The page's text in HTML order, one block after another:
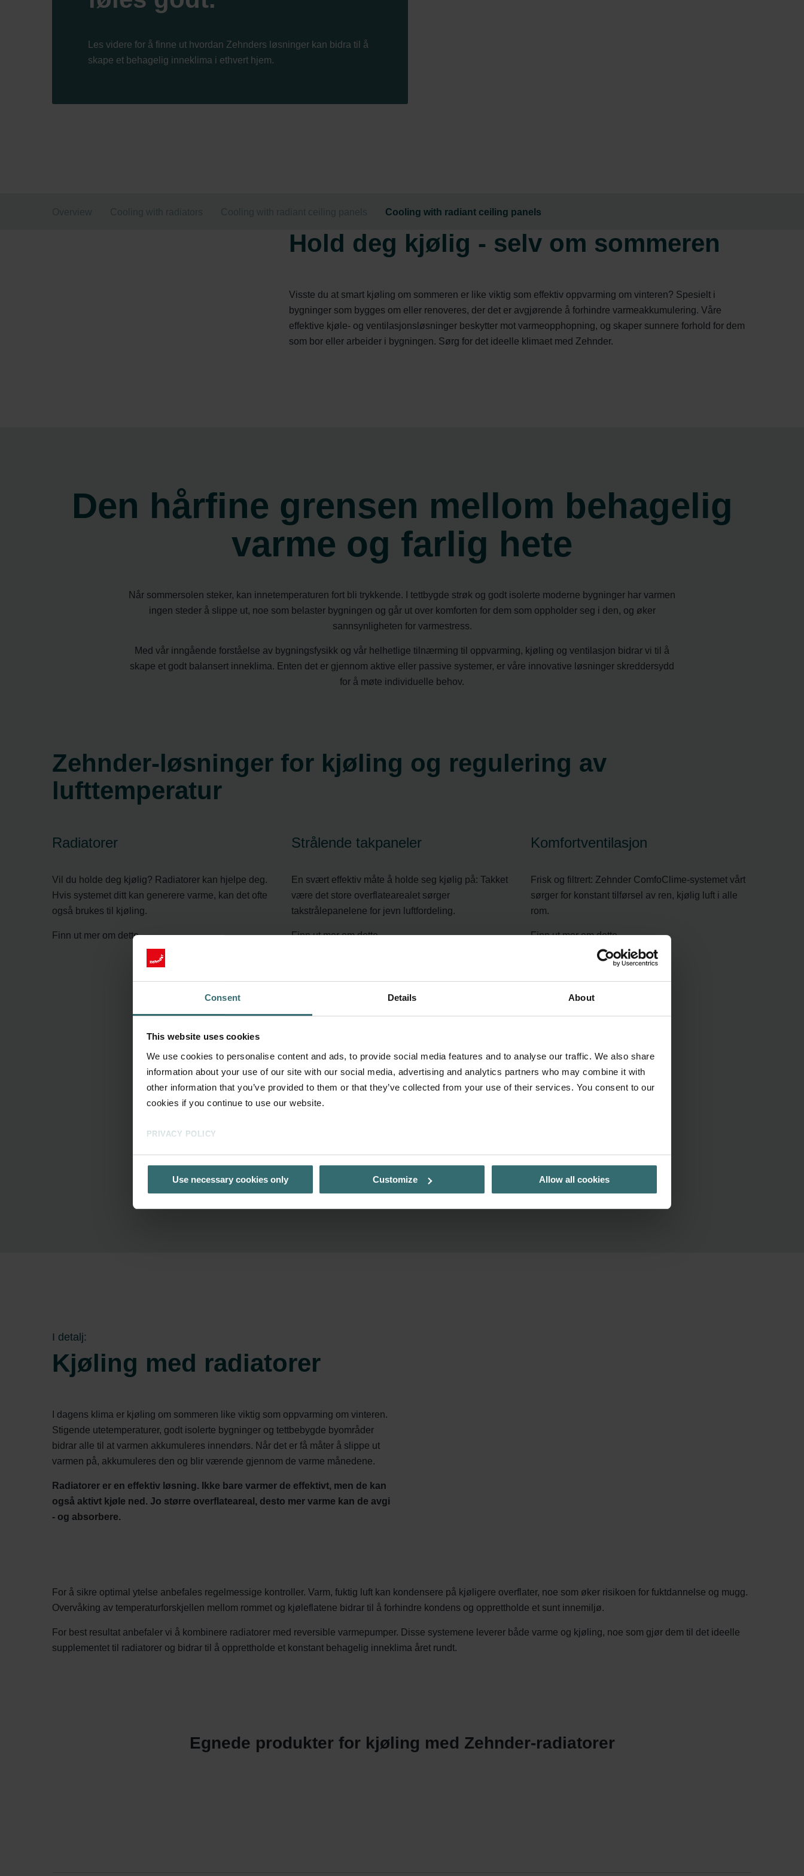
Consent Details About
This website uses cookies
We use cookies to personalise content and ads, to provide social media features and to analyse our traffic. We also share
information about your use of our site with our social media, advertising and analytics partners who may combine it with
other information that you’ve provided to them or that they’ve collected from your use of their services. You consent to our
cookies if you continue to use our website.
PRIVACY POLICY
Use necessary cookies only Customize Allow all cookies
Les videre for å finne ut hvordan Zehnders løsninger kan bidra til å
skape et behagelig inneklima i ethvert hjem.
Overview Cooling with radiators Cooling with radiant ceiling panels Cooling with radiant ceiling panels
Hold deg kjølig - selv om sommeren
Visste du at smart kjøling om sommeren er like viktig som effektiv oppvarming om vinteren? Spesielt i
bygninger som bygges om eller renoveres, der det er avgjørende å forhindre varmeakkumulering. Våre
effektive kjøle- og ventilasjonsløsninger beskytter mot varmeopphopning, og skaper sunnere forhold for dem
som bor eller arbeider i bygningen. Sørg for det ideelle klimaet med Zehnder.
Den hårfine grensen mellom behagelig
varme og farlig hete
Når sommersolen steker, kan innetemperaturen fort bli trykkende. I tettbygde strøk og godt isolerte moderne bygninger har varmen
ingen steder å slippe ut, noe som belaster bygningen og går ut over komforten for dem som oppholder seg i den, og øker
sannsynligheten for varmestress.
Med vår inngående forståelse av bygningsfysikk og vår helhetlige tilnærming til oppvarming, kjøling og ventilasjon bidrar vi til å
skape et godt balansert inneklima. Enten det er gjennom aktive eller passive systemer, er våre innovative løsninger skreddersydd
for å møte individuelle behov.
Zehnder-løsninger for kjøling og regulering av
lufttemperatur
Radiatorer
Vil du holde deg kjølig? Radiatorer kan hjelpe deg.
Hvis systemet ditt kan generere varme, kan det ofte
også brukes til kjøling.
Finn ut mer om dette.
Strålende takpaneler
En svært effektiv måte å holde seg kjølig på: Takket
være det store overflatearealet sørger
takstrålepanelene for jevn luftfordeling.
Finn ut mer om dette
Komfortventilasjon
Frisk og filtrert: Zehnder ComfoClime-systemet vårt
sørger for konstant tilførsel av ren, kjølig luft i alle
rom.
Finn ut mer om dette
I detalj:
Kjøling med radiatorer
I dagens klima er kjøling om sommeren like viktig som oppvarming om vinteren.
Stigende utetemperaturer, godt isolerte bygninger og tettbebygde byområder
bidrar alle til at varmen akkumuleres innendørs. Når det er få måter å slippe ut
varmen på, akkumuleres den og blir værende gjennom de varme månedene.
Radiatorer er en effektiv løsning. Ikke bare varmer de effektivt, men de kan
også aktivt kjøle ned. Jo større overflateareal, desto mer varme kan de avgi
- og absorbere.
For å sikre optimal ytelse anbefales regelmessige kontroller. Varm, fuktig luft kan kondensere på kjøligere overflater, noe som øker risikoen for fuktdannelse og mugg.
Overvåking av temperaturforskjellen mellom rommet og kjøleflatene bidrar til å forhindre kondens og opprettholde et sunt innemiljø.
For best resultat anbefaler vi å kombinere radiatorer med reversible varmepumper. Disse systemene leverer både varme og kjøling, noe som gjør dem til det ideelle
supplementet til radiatorer og bidrar til å opprettholde et konstant behagelig inneklima året rundt.
Egnede produkter for kjøling med Zehnder-radiatorer